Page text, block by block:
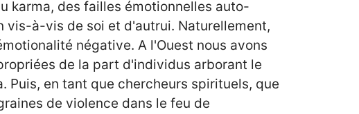
karma, des failles émotionnelles auto-
vis-à-vis de soi et d'autrui. Naturellement,
négative. A l'Ouest nous avons
de la part d'individus arborant le
Puis, en tant que chercheurs spirituels, que
de violence dans le feu de